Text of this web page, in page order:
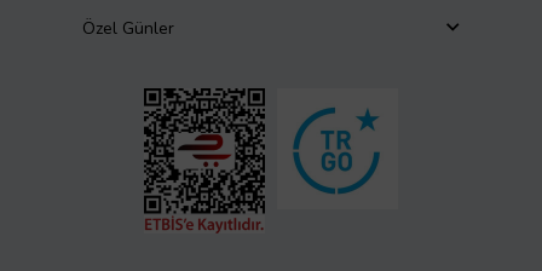
Özel Günler